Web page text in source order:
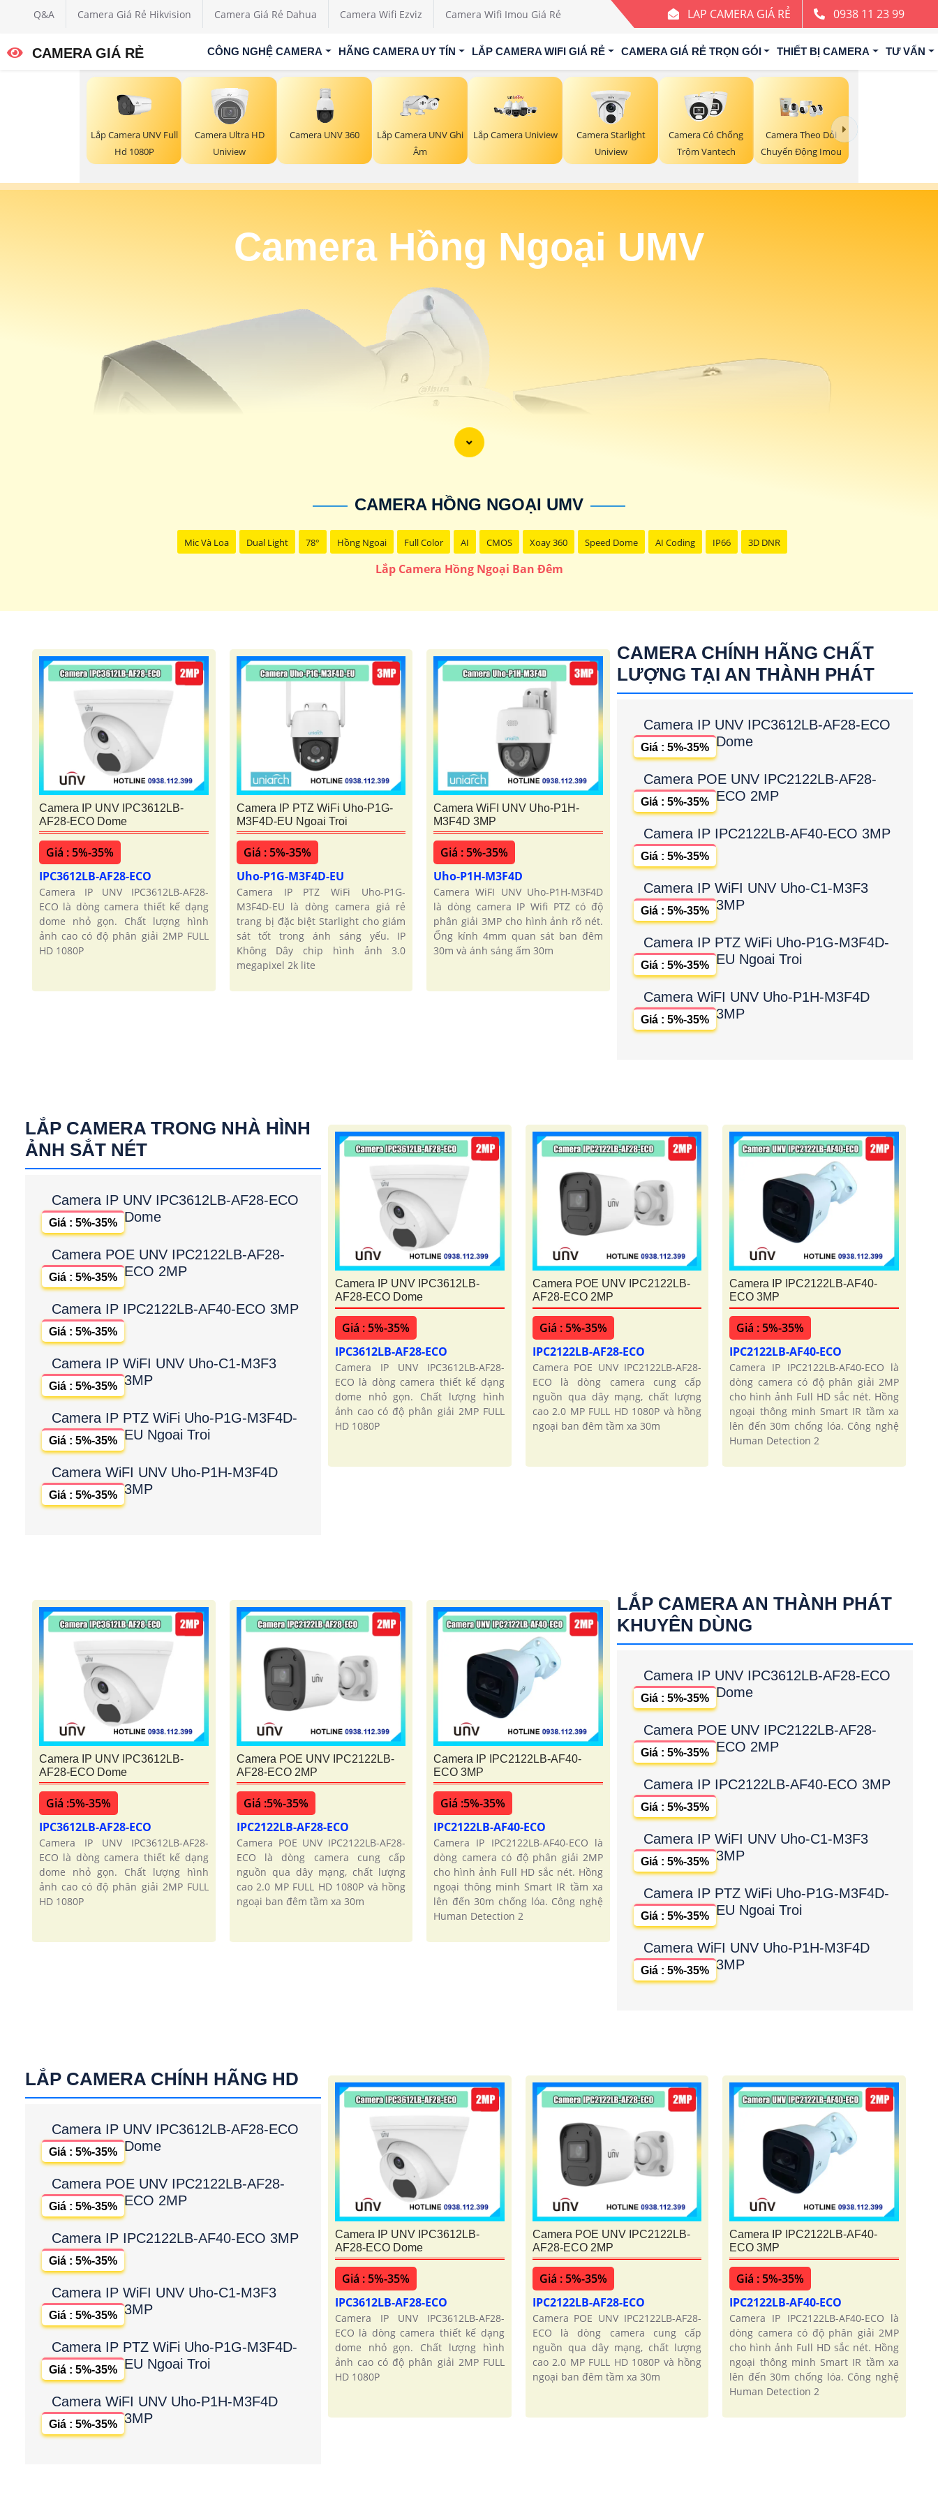
Q&A Camera Giá Rẻ Hikvision Camera Giá Rẻ Dahua Camera Wifi Ezviz Camera Wifi Imou Giá Rẻ LAP CAMERA GIÁ RẺ 0938 11 23 99
CAMERA GIÁ RẺ CÔNG NGHỆ CAMERA HÃNG CAMERA UY TÍN LẮP CAMERA WIFI GIÁ RẺ CAMERA GIÁ RẺ TRỌN GÓI THIẾT BỊ CAMERA TƯ VẤN
Lắp Camera UNV Full
Hd 1080P
Camera Ultra HD
Uniview
Camera UNV 360
Lắp Camera UNV Ghi
Âm
Lắp Camera Uniview
Camera Starlight
Uniview
Camera Có Chống
Trộm Vantech
Camera Theo Dỏi
Chuyển Động Imou
Camera Hồng Ngoại UMV
CAMERA HỒNG NGOẠI UMV
Mic Và Loa Dual Light 78° Hồng Ngoại Full Color AI CMOS Xoay 360 Speed Dome AI Coding IP66 3D DNR
Lắp Camera Hồng Ngoại Ban Đêm
Camera IP UNV IPC3612LB-
AF28-ECO Dome
Giá : 5%-35%
IPC3612LB-AF28-ECO
Camera IP UNV IPC3612LB-AF28-
ECO là dòng camera thiết kế dạng
dome nhỏ gọn. Chất lượng hình
ảnh cao có độ phân giải 2MP FULL
HD 1080P
Camera IP PTZ WiFi Uho-P1G-
M3F4D-EU Ngoai Troi
Giá : 5%-35%
Uho-P1G-M3F4D-EU
Camera IP PTZ WiFi Uho-P1G-
M3F4D-EU là dòng camera giá rẻ
trang bị đặc biệt Starlight cho giám
sát tốt trong ánh sáng yếu. IP
Không Dây chip hình ảnh 3.0
megapixel 2k lite
Camera WiFI UNV Uho-P1H-
M3F4D 3MP
Giá : 5%-35%
Uho-P1H-M3F4D
Camera WiFI UNV Uho-P1H-M3F4D
là dòng camera IP Wifi PTZ có độ
phân giải 3MP cho hình ảnh rõ nét.
Ống kính 4mm quan sát ban đêm
30m và ánh sáng ấm 30m
CAMERA CHÍNH HÃNG CHẤT
LƯỢNG TẠI AN THÀNH PHÁT
Camera IP UNV IPC3612LB-AF28-ECO
Dome
Giá : 5%-35%
Camera POE UNV IPC2122LB-AF28-
ECO 2MP
Giá : 5%-35%
Camera IP IPC2122LB-AF40-ECO 3MP
Giá : 5%-35%
Camera IP WiFI UNV Uho-C1-M3F3
3MP
Giá : 5%-35%
Camera IP PTZ WiFi Uho-P1G-M3F4D-
EU Ngoai Troi
Giá : 5%-35%
Camera WiFI UNV Uho-P1H-M3F4D
3MP
Giá : 5%-35%
LẮP CAMERA TRONG NHÀ HÌNH
ẢNH SẮT NÉT
Camera IP UNV IPC3612LB-AF28-ECO
Dome
Giá : 5%-35%
Camera POE UNV IPC2122LB-AF28-
ECO 2MP
Giá : 5%-35%
Camera IP IPC2122LB-AF40-ECO 3MP
Giá : 5%-35%
Camera IP WiFI UNV Uho-C1-M3F3
3MP
Giá : 5%-35%
Camera IP PTZ WiFi Uho-P1G-M3F4D-
EU Ngoai Troi
Giá : 5%-35%
Camera WiFI UNV Uho-P1H-M3F4D
3MP
Giá : 5%-35%
Camera IP UNV IPC3612LB-
AF28-ECO Dome
Giá : 5%-35%
IPC3612LB-AF28-ECO
Camera IP UNV IPC3612LB-AF28-
ECO là dòng camera thiết kế dạng
dome nhỏ gọn. Chất lượng hình
ảnh cao có độ phân giải 2MP FULL
HD 1080P
Camera POE UNV IPC2122LB-
AF28-ECO 2MP
Giá : 5%-35%
IPC2122LB-AF28-ECO
Camera POE UNV IPC2122LB-AF28-
ECO là dòng camera cung cấp
nguồn qua dây mạng, chất lượng
cao 2.0 MP FULL HD 1080P và hồng
ngoại ban đêm tầm xa 30m
Camera IP IPC2122LB-AF40-
ECO 3MP
Giá : 5%-35%
IPC2122LB-AF40-ECO
Camera IP IPC2122LB-AF40-ECO là
dòng camera có độ phân giải 2MP
cho hình ảnh Full HD sắc nét. Hồng
ngoại thông minh Smart IR tầm xa
lên đến 30m chống lóa. Công nghệ
Human Detection 2
Camera IP UNV IPC3612LB-
AF28-ECO Dome
Giá :5%-35%
IPC3612LB-AF28-ECO
Camera IP UNV IPC3612LB-AF28-
ECO là dòng camera thiết kế dạng
dome nhỏ gọn. Chất lượng hình
ảnh cao có độ phân giải 2MP FULL
HD 1080P
Camera POE UNV IPC2122LB-
AF28-ECO 2MP
Giá :5%-35%
IPC2122LB-AF28-ECO
Camera POE UNV IPC2122LB-AF28-
ECO là dòng camera cung cấp
nguồn qua dây mạng, chất lượng
cao 2.0 MP FULL HD 1080P và hồng
ngoại ban đêm tầm xa 30m
Camera IP IPC2122LB-AF40-
ECO 3MP
Giá :5%-35%
IPC2122LB-AF40-ECO
Camera IP IPC2122LB-AF40-ECO là
dòng camera có độ phân giải 2MP
cho hình ảnh Full HD sắc nét. Hồng
ngoại thông minh Smart IR tầm xa
lên đến 30m chống lóa. Công nghệ
Human Detection 2
LẮP CAMERA AN THÀNH PHÁT
KHUYÊN DÙNG
Camera IP UNV IPC3612LB-AF28-ECO
Dome
Giá : 5%-35%
Camera POE UNV IPC2122LB-AF28-
ECO 2MP
Giá : 5%-35%
Camera IP IPC2122LB-AF40-ECO 3MP
Giá : 5%-35%
Camera IP WiFI UNV Uho-C1-M3F3
3MP
Giá : 5%-35%
Camera IP PTZ WiFi Uho-P1G-M3F4D-
EU Ngoai Troi
Giá : 5%-35%
Camera WiFI UNV Uho-P1H-M3F4D
3MP
Giá : 5%-35%
LẮP CAMERA CHÍNH HÃNG HD
Camera IP UNV IPC3612LB-AF28-ECO
Dome
Giá : 5%-35%
Camera POE UNV IPC2122LB-AF28-
ECO 2MP
Giá : 5%-35%
Camera IP IPC2122LB-AF40-ECO 3MP
Giá : 5%-35%
Camera IP WiFI UNV Uho-C1-M3F3
3MP
Giá : 5%-35%
Camera IP PTZ WiFi Uho-P1G-M3F4D-
EU Ngoai Troi
Giá : 5%-35%
Camera WiFI UNV Uho-P1H-M3F4D
3MP
Giá : 5%-35%
Camera IP UNV IPC3612LB-
AF28-ECO Dome
Giá : 5%-35%
IPC3612LB-AF28-ECO
Camera IP UNV IPC3612LB-AF28-
ECO là dòng camera thiết kế dạng
dome nhỏ gọn. Chất lượng hình
ảnh cao có độ phân giải 2MP FULL
HD 1080P
Camera POE UNV IPC2122LB-
AF28-ECO 2MP
Giá : 5%-35%
IPC2122LB-AF28-ECO
Camera POE UNV IPC2122LB-AF28-
ECO là dòng camera cung cấp
nguồn qua dây mạng, chất lượng
cao 2.0 MP FULL HD 1080P và hồng
ngoại ban đêm tầm xa 30m
Camera IP IPC2122LB-AF40-
ECO 3MP
Giá : 5%-35%
IPC2122LB-AF40-ECO
Camera IP IPC2122LB-AF40-ECO là
dòng camera có độ phân giải 2MP
cho hình ảnh Full HD sắc nét. Hồng
ngoại thông minh Smart IR tầm xa
lên đến 30m chống lóa. Công nghệ
Human Detection 2